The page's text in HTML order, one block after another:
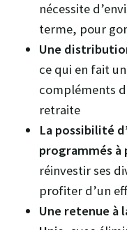
nécessite
terme, pour
Une
ce qui en fait
compléments
retraite
La possibilité
programmés
réinvestir ses
profiter d’un
Une retenue à